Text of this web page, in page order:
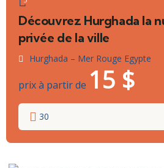
Découvrez Hurghada la
privée de la ville
Hurghada – Mer Rouge Egypte
prix à partir de 15 $
30